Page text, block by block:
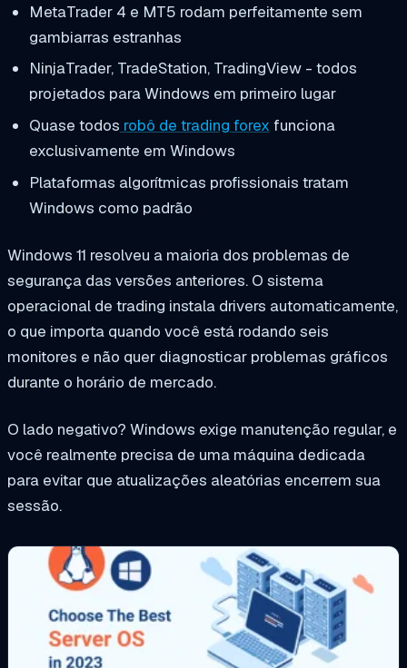
MetaTrader 4 e MT5 rodam perfeitamente sem
gambiarras estranhas
NinjaTrader, TradeStation, TradingView - todos
projetados para Windows em primeiro lugar
Quase todos robô de trading forex funciona
exclusivamente em Windows
Plataformas algorítmicas profissionais tratam
Windows como padrão
Windows 11 resolveu a maioria dos problemas de
segurança das versões anteriores. O sistema
operacional de trading instala drivers automaticamente,
o que importa quando você está rodando seis
monitores e não quer diagnosticar problemas gráficos
durante o horário de mercado.
O lado negativo? Windows exige manutenção regular, e
você realmente precisa de uma máquina dedicada
para evitar que atualizações aleatórias encerrem sua
sessão.